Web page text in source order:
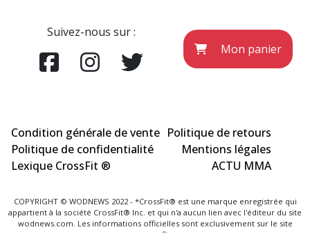
Suivez-nous sur :
Mon panier
Condition générale de vente Politique de retours
Politique de confidentialité
Mentions légales
Lexique CrossFit ®
ACTU MMA
COPYRIGHT © WODNEWS 2022 - *CrossFit® est une marque enregistrée qui
appartient à la société CrossFit® Inc. et qui n'a aucun lien avec l'éditeur du site
wodnews.com. Les informations officielles sont exclusivement sur le site
www.crossfit.com